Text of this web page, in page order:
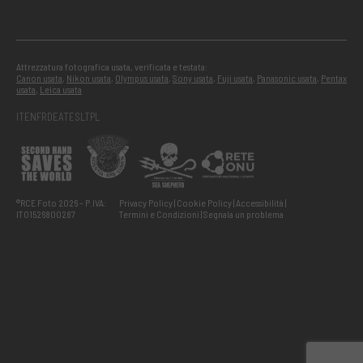
Attrezzatura fotografica usata, verificata e testata:
Canon usata, Nikon usata, Olympus usata, Sony usata, Fuji usata, Panasonic usata, Pentax
usata, Leica usata
ITENFRDEATESLTPL
®RCE Foto 2026 – P.IVA:
IT01526800287
Privacy Policy Cookie Policy Accessibilità
Termini e Condizioni Segnala un problema